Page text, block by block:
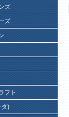
ズ
ズ
フト
タ)